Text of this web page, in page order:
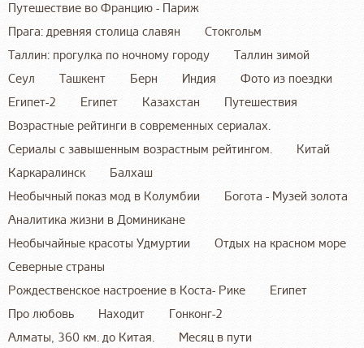
Путешествие во Францию - Париж
Прага: древняя столица славян
Стокгольм
Таллин: прогулка по ночному городу
Таллин зимой
Сеул
Ташкент Берн Индия
Фото из поездки
Египет-2
Египет Казахстан
Путешествия
Возрастные рейтинги в современных сериалах.
Сериалы с завышенным возрастным рейтингом.
Китай
Каркаралинск
Балхаш
Необычный показ мод в Колумбии
Богота - Музей золота
Аналитика жизни в Доминикане
Необычайные красоты Удмуртии
Отдых на красном море
Северные страны
Рождественское настроение в Коста- Рике
Египет
Про любовь
Находит
Гонконг-2
Алматы, 360 км. до Китая.
Месяц в пути